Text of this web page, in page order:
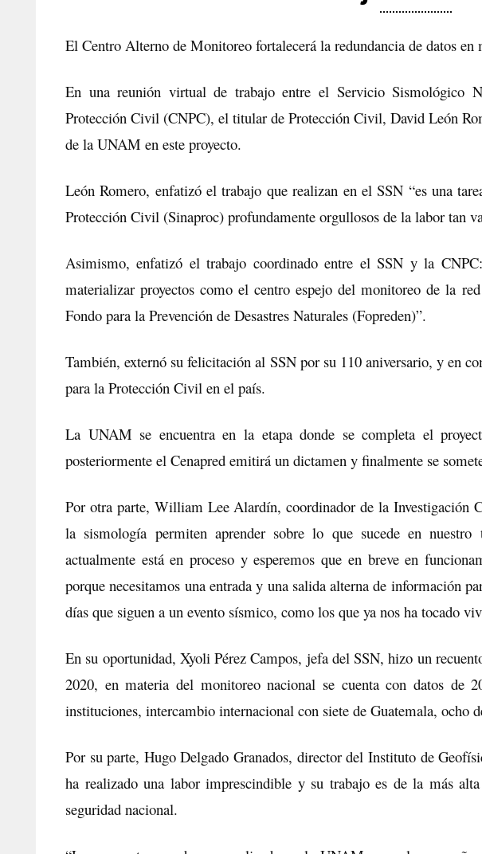
El Centro Alterno de Monitoreo fortalecerá la redundancia de datos en
En una reunión virtual de trabajo entre el Servicio Sismológico
Protección Civil (CNPC), el titular de Protección Civil, David León
de la UNAM en este proyecto.
León Romero, enfatizó el trabajo que realizan en el SSN “es una
Protección Civil (Sinaproc) profundamente orgullosos de la labor tan
Asimismo, enfatizó el trabajo coordinado entre el SSN y la
materializar proyectos como el centro espejo del monitoreo de la
Fondo para la Prevención de Desastres Naturales (Fopreden)”.
También, externó su felicitación al SSN por su 110 aniversario, y en
para la Protección Civil en el país.
La UNAM se encuentra en la etapa donde se completa el
posteriormente el Cenapred emitirá un dictamen y finalmente se
Por otra parte, William Lee Alardín, coordinador de la Investigación
la sismología permiten aprender sobre lo que sucede en
actualmente está en proceso y esperemos que en breve en
porque necesitamos una entrada y una salida alterna de información
días que siguen a un evento sísmico, como los que ya nos ha tocado
En su oportunidad, Xyoli Pérez Campos, jefa del SSN, hizo un
2020, en materia del monitoreo nacional se cuenta con datos de
instituciones, intercambio internacional con siete de Guatemala, ocho
Por su parte, Hugo Delgado Granados, director del Instituto de
ha realizado una labor imprescindible y su trabajo es de la más
seguridad nacional.